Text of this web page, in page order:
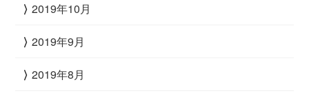
2019年10月
2019年9月
2019年8月